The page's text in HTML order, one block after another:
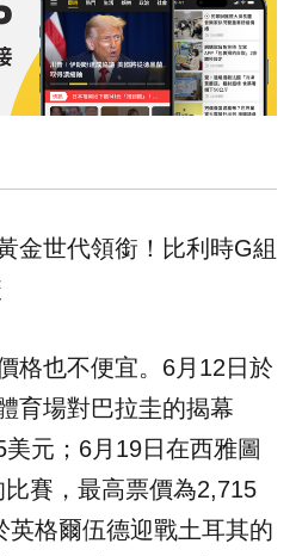
金世代領銜！比利時G組
格也不便宜。6月12日於
育場對巴拉圭的揭幕
元；6月19日在西雅圖
賽，最高票價為2,715
英格爾伍德迎戰土耳其的